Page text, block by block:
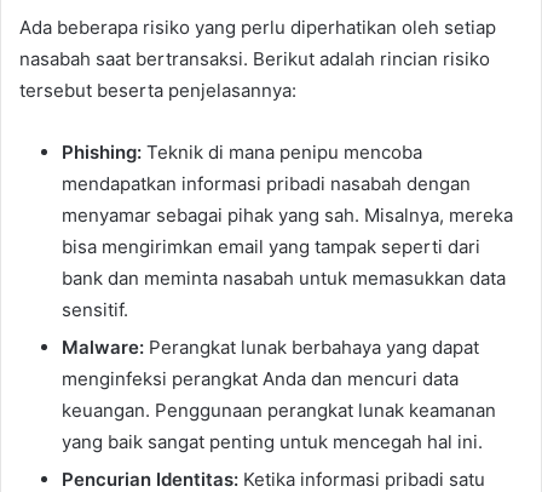
Ada beberapa risiko yang perlu diperhatikan oleh setiap
nasabah saat bertransaksi. Berikut adalah rincian risiko
tersebut beserta penjelasannya:
Phishing: Teknik di mana penipu mencoba
mendapatkan informasi pribadi nasabah dengan
menyamar sebagai pihak yang sah. Misalnya, mereka
bisa mengirimkan email yang tampak seperti dari
bank dan meminta nasabah untuk memasukkan data
sensitif.
Malware: Perangkat lunak berbahaya yang dapat
menginfeksi perangkat Anda dan mencuri data
keuangan. Penggunaan perangkat lunak keamanan
yang baik sangat penting untuk mencegah hal ini.
Pencurian Identitas: Ketika informasi pribadi satu